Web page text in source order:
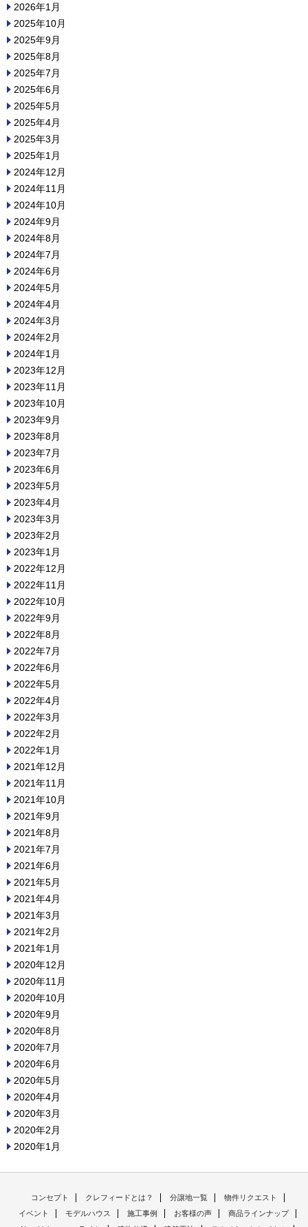
2026年1月
2025年10月
2025年9月
2025年8月
2025年7月
2025年6月
2025年5月
2025年4月
2025年3月
2025年1月
2024年12月
2024年11月
2024年10月
2024年9月
2024年8月
2024年7月
2024年6月
2024年5月
2024年4月
2024年3月
2024年2月
2024年1月
2023年12月
2023年11月
2023年10月
2023年9月
2023年8月
2023年7月
2023年6月
2023年5月
2023年4月
2023年3月
2023年2月
2023年1月
2022年12月
2022年11月
2022年10月
2022年9月
2022年8月
2022年7月
2022年6月
2022年5月
2022年4月
2022年3月
2022年2月
2022年1月
2021年12月
2021年11月
2021年10月
2021年9月
2021年8月
2021年7月
2021年6月
2021年5月
2021年4月
2021年3月
2021年2月
2021年1月
2020年12月
2020年11月
2020年10月
2020年9月
2020年8月
2020年7月
2020年6月
2020年5月
2020年4月
2020年3月
2020年2月
2020年1月
コンセプト クレフィードとは？ 分譲地一覧
物件リクエスト
イベント
モデルハウス 施工事例 お客様の声
商品ラインナップ